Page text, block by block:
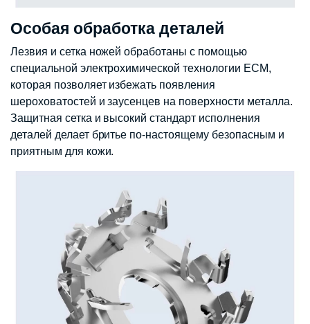
Особая обработка деталей
Лезвия и сетка ножей обработаны с помощью
специальной электрохимической технологии ЕСМ,
которая позволяет избежать появления
шероховатостей и заусенцев на поверхности металла.
Защитная сетка и высокий стандарт исполнения
деталей делает бритье по-настоящему безопасным и
приятным для кожи.